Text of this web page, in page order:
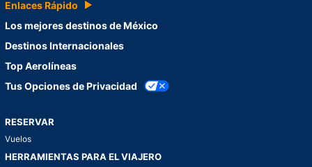
Enlaces Rápido
Los mejores destinos de México
Destinos Internacionales
Top Aerolíneas
Tus Opciones de Privacidad
RESERVAR
Vuelos
HERRAMIENTAS PARA EL VIAJERO